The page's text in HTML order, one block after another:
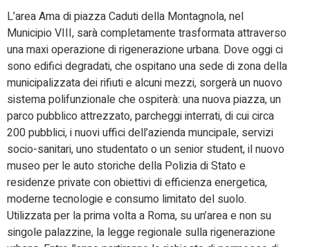
L’area Ama di piazza Caduti della Montagnola, nel
Municipio VIII, sarà completamente trasformata attraverso
una maxi operazione di rigenerazione urbana. Dove oggi ci
sono edifici degradati, che ospitano una sede di zona della
municipalizzata dei rifiuti e alcuni mezzi, sorgerà un nuovo
sistema polifunzionale che ospiterà: una nuova piazza, un
parco pubblico attrezzato, parcheggi interrati, di cui circa
200 pubblici, i nuovi uffici dell’azienda muncipale, servizi
socio-sanitari, uno studentato o un senior student, il nuovo
museo per le auto storiche della Polizia di Stato e
residenze private con obiettivi di efficienza energetica,
moderne tecnologie e consumo limitato del suolo.
Utilizzata per la prima volta a Roma, su un’area e non su
singole palazzine, la legge regionale sulla rigenerazione